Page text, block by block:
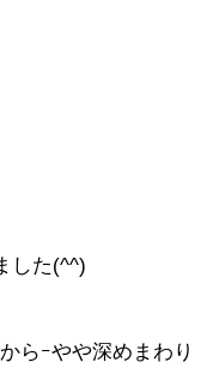
した(^^)
らｰやや深めまわり